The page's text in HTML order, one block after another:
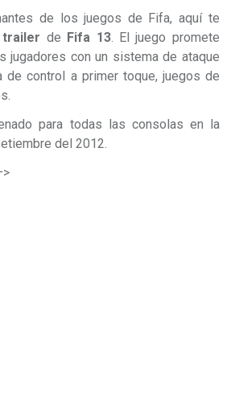
de los juegos de Fifa, aquí te
trailer de Fifa 13. El juego promete
jugadores con un sistema de ataque
de control a primer toque, juegos de
para todas las consolas en la
del 2012.